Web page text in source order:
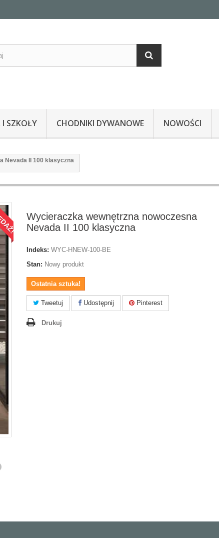
I SZKOŁY CHODNIKI DYWANOWE NOWOŚCI
Nevada II 100 klasyczna
Wycieraczka wewnętrzna nowoczesna
Nevada II 100 klasyczna
Indeks: WYC-HNEW-100-BE
Stan: Nowy produkt
Ostatnia sztuka!
Tweetuj Udostępnij Pinterest
Drukuj